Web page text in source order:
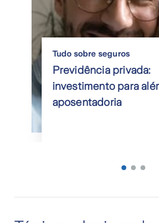
Tudo sobre seguros
Previdência privada:
investimento para
aposentadoria